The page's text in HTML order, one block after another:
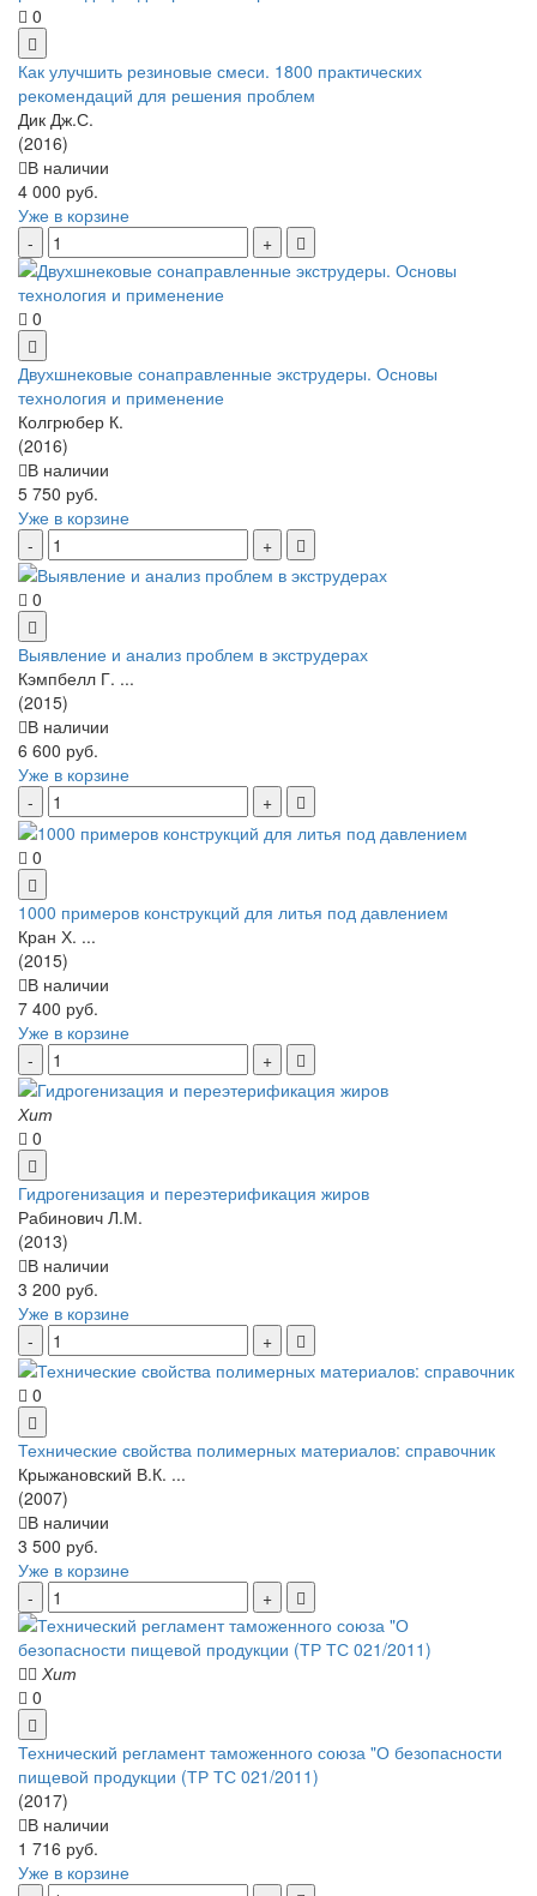
0
Как улучшить резиновые смеси. 1800 практических
рекомендаций для решения проблем
Дик Дж.С.
(2016)
В наличии
4 000 руб.
Уже в корзине
0
Двухшнековые сонаправленные экструдеры. Основы
технология и применение
Колгрюбер К.
(2016)
В наличии
5 750 руб.
Уже в корзине
0
Выявление и анализ проблем в экструдерах
Кэмпбелл Г. ...
(2015)
В наличии
6 600 руб.
Уже в корзине
0
1000 примеров конструкций для литья под давлением
Кран Х. ...
(2015)
В наличии
7 400 руб.
Уже в корзине
Хит
0
Гидрогенизация и переэтерификация жиров
Рабинович Л.М.
(2013)
В наличии
3 200 руб.
Уже в корзине
0
Технические свойства полимерных материалов: справочник
Крыжановский В.К. ...
(2007)
В наличии
3 500 руб.
Уже в корзине
Хит
0
Технический регламент таможенного союза "О безопасности
пищевой продукции (ТР ТС 021/2011)
(2017)
В наличии
1 716 руб.
Уже в корзине